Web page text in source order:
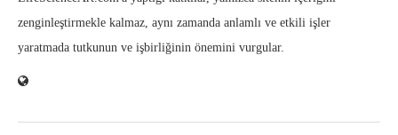
zenginleştirmekle kalmaz, aynı zamanda anlamlı ve etkili işler
yaratmada tutkunun ve işbirliğinin önemini vurgular.